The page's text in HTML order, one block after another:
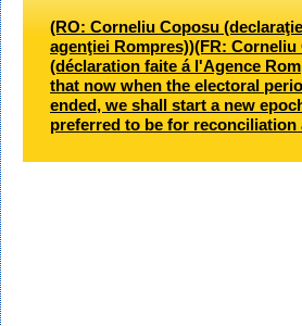
(RO: Corneliu Coposu
agenţiei Rompres))(FR: Corneliu
(déclaration faite á l'Agence
that now when the electoral
ended, we shall start a new
preferred to be for reconciliation